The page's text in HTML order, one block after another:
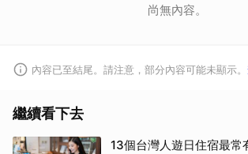
尚無內容。
內容已至結尾。請注意，部分內容可能未顯示。
繼續看下去
13個台灣人遊日住宿最常